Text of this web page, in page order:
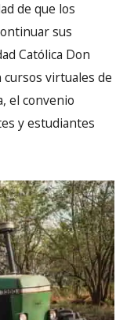
de que los
sus
Católica Don
cursos virtuales de
el convenio
y estudiantes